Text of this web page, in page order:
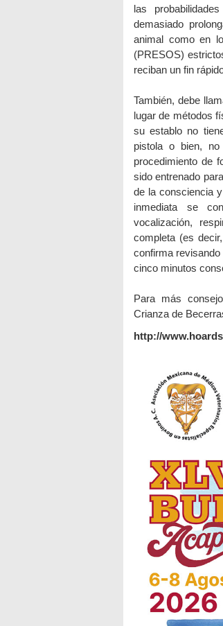
las
demasiado
animal como en
(PRESOS)
reciban un fin
También, debe
lugar de métodos
su establo no
pistola o bien,
procedimiento de
sido entrenado
de la consciencia
inmediata se
vocalización,
completa (es
confirma
cinco minutos
Para más
Crianza de
http://